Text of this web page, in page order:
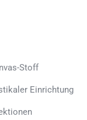
Stoff
Einrichtung